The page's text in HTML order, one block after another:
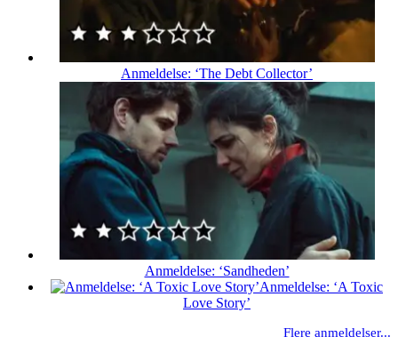
Anmeldelse: ‘The Debt Collector’
Anmeldelse: ‘Sandheden’
Anmeldelse: ‘A Toxic
Love Story’
Flere anmeldelser...